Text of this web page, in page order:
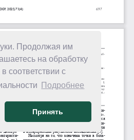
Продолжая им
на обработку
соответствии с
Подробнее
Принять